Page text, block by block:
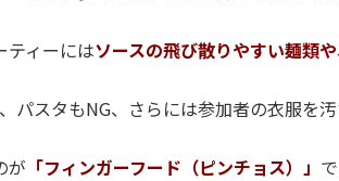
ティーにはソースの飛び散りやすい麺類
パスタもNG、さらには参加者の衣服を
が 「フィンガーフード（ピンチョス）」 で